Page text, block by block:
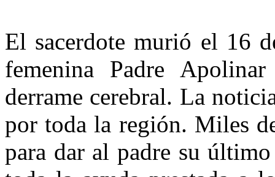
El sacerdote murió el 16
femenina Padre
derrame cerebral. La
por toda la región. Miles
para dar al padre su